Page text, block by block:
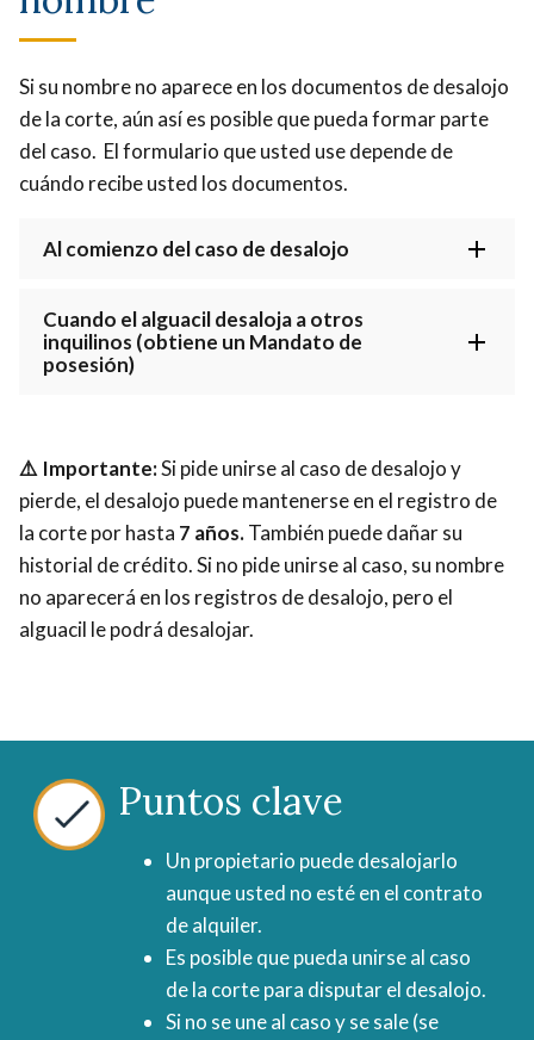
Si su nombre no aparece en los documentos de desalojo
de la corte, aún así es posible que pueda formar parte
del caso. El formulario que usted use depende de
cuándo recibe usted los documentos.
Al comienzo del caso de desalojo
Cuando el alguacil desaloja a otros
inquilinos (obtiene un Mandato de
posesión)
⚠️ Importante:Si pide unirse al caso de desalojo y
pierde, el desalojo puede mantenerse en el registro de
la corte por hasta 7 años.También puede dañar su
historial de crédito. Si no pide unirse al caso, su nombre
no aparecerá en los registros de desalojo, pero el
alguacil le podrá desalojar.
Puntos clave
Un propietario puede desalojarlo
aunque usted no esté en el contrato
de alquiler.
Es posible que pueda unirse al caso
de la corte para disputar el desalojo.
Si no se une al caso y se sale (se